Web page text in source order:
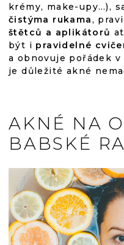
krémy, make-upy…),
čistýma rukama,
štětců a aplikátorů
být i pravidelné
a obnovuje pořádek
je důležité akné
AKNÉ NA
BABSKÉ